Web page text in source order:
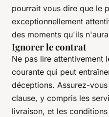
pourrait vous dire que le
exceptionnellement
des moments qu'ils
Ignorer le contrat
Ne pas lire attentivement
courante qui peut
déceptions. Assurez-
clause, y compris les
livraison, et les